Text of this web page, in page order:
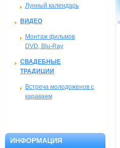
Лунный календарь
ВИДЕО
Монтаж фильмов
DVD, Blu-Ray
СВАДЕБНЫЕ
ТРАДИЦИИ
Встреча молодоженов с
караваем
ИНФОРМАЦИЯ